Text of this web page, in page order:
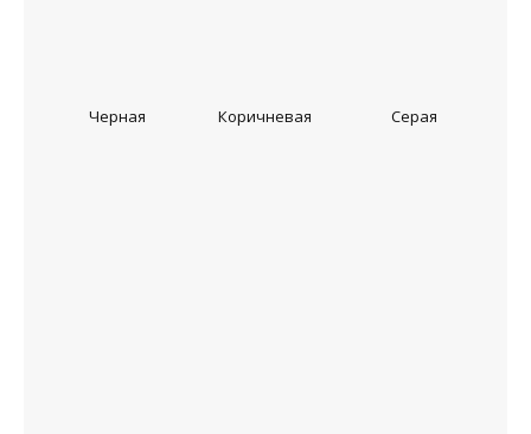
Черная Коричневая Серая